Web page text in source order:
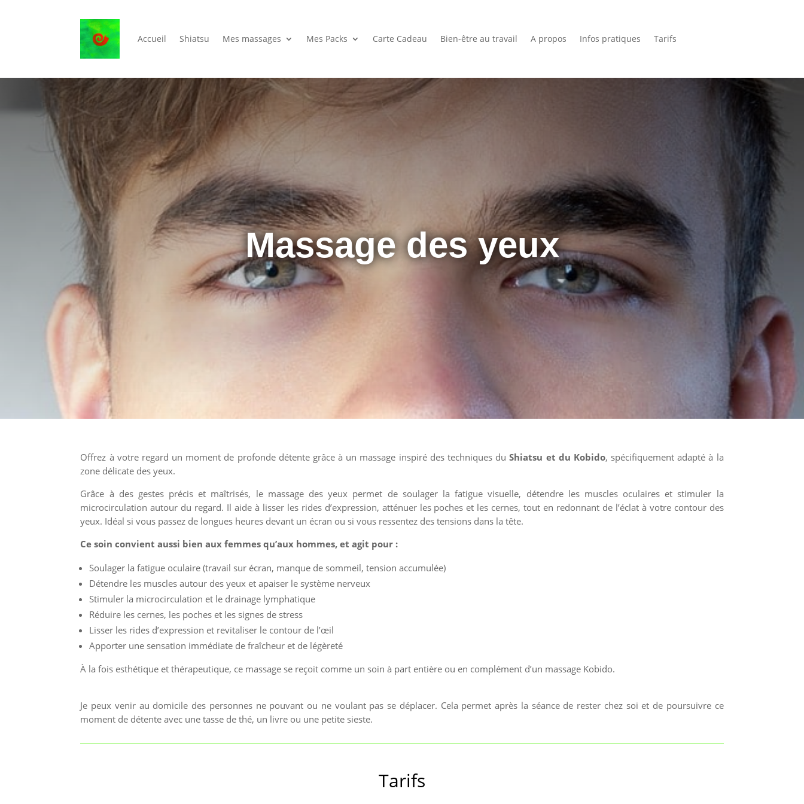
Accueil Shiatsu Mes massages Mes Packs Carte Cadeau Bien-être au travail A propos Infos pratiques Tarifs
Massage des yeux
Offrez à votre regard un moment de profonde détente grâce à un massage inspiré des techniques duShiatsu et du Kobido, spécifiquement adapté à la
zone délicate des yeux.
Grâce à des gestes précis et maîtrisés, le massage des yeux permet de soulager la fatigue visuelle, détendre les muscles oculaires et stimuler la
microcirculation autour du regard. Il aide à lisser les rides d’expression, atténuer les poches et les cernes, tout en redonnant de l’éclat à votre contour des
yeux. Idéal si vous passez de longues heures devant un écran ou si vous ressentez des tensions dans la tête.
Ce soin convient aussi bien aux femmes qu’aux hommes, et agit pour :
Soulager la fatigue oculaire (travail sur écran, manque de sommeil, tension accumulée)
Détendre les muscles autour des yeux et apaiser le système nerveux
Stimuler la microcirculation et le drainage lymphatique
Réduire les cernes, les poches et les signes de stress
Lisser les rides d’expression et revitaliser le contour de l’œil
Apporter une sensation immédiate de fraîcheur et de légèreté
À la fois esthétique et thérapeutique, ce massage se reçoit comme un soin à part entière ou en complément d’un massage Kobido.
Je peux venir au domicile des personnes ne pouvant ou ne voulant pas se déplacer. Cela permet après la séance de rester chez soi et de poursuivre ce
moment de détente avec une tasse de thé, un livre ou une petite sieste.
Tarifs